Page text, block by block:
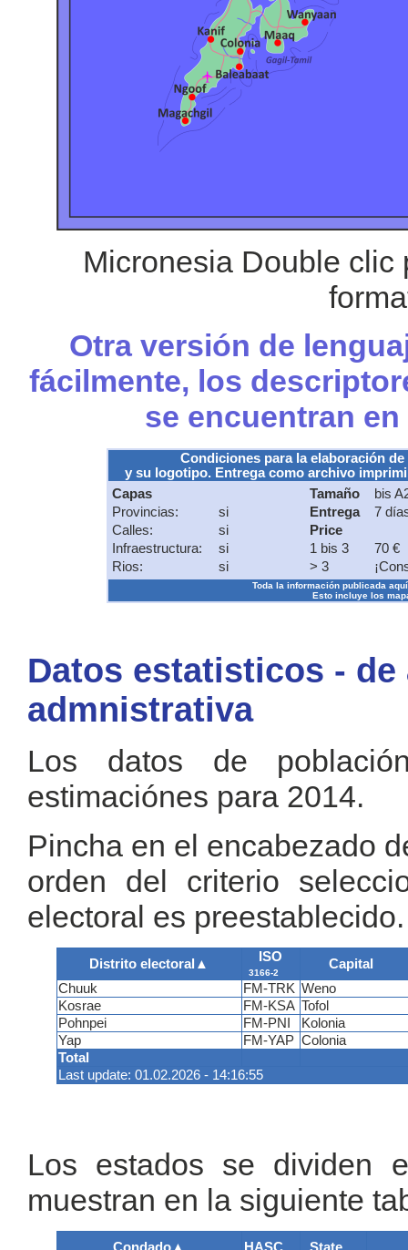
Micronesia Double clic
Otra versión de
fácilmente, los
se encuentran
Condiciones para la elaboración
y su logotipo. Entrega como archivo
Capas
Provincias:
si
Calles:
si
Infraestructura:
si
Rios:
si
Tamaño
bis
Entrega
7
Price
1 bis 3
70 €
> 3
Toda la información publicada
Esto incluye los
Datos estatisticos -
admnistrativa
Los datos de
estimaciónes para 2014.
Pincha en el encabezado
orden del criterio
electoral es preestablecido.
Distrito electoral ▲ ISO
3166-2
Capital
Total
Last update: 01.02.2026 - 14:16:55
Chuuk FM-TRK Weno
Kosrae
FM-KSA Tofol
Pohnpei
FM-PNI
Kolonia
Yap
FM-YAP Colonia
Los estados se dividen
muestran en la siguiente